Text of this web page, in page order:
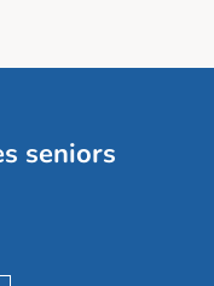
seniors